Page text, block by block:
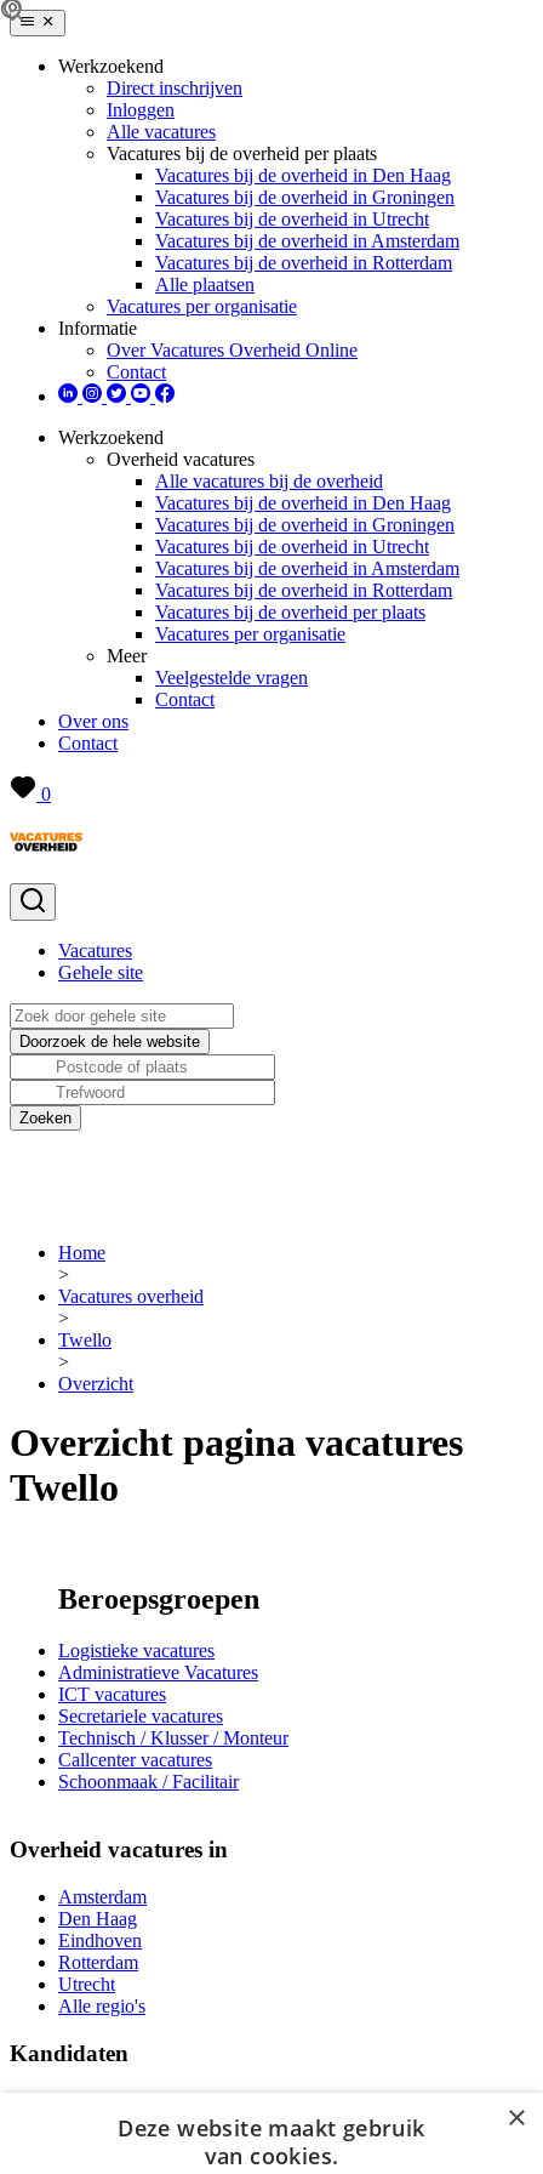
Werkzoekend
Direct inschrijven
Inloggen
Alle vacatures
Vacatures bij de overheid per plaats
Vacatures bij de overheid in Den Haag
Vacatures bij de overheid in Groningen
Vacatures bij de overheid in Utrecht
Vacatures bij de overheid in Amsterdam
Vacatures bij de overheid in Rotterdam
Alle plaatsen
Vacatures per organisatie
Informatie
Over Vacatures Overheid Online
Contact
Werkzoekend
Overheid vacatures
Alle vacatures bij de overheid
Vacatures bij de overheid in Den Haag
Vacatures bij de overheid in Groningen
Vacatures bij de overheid in Utrecht
Vacatures bij de overheid in Amsterdam
Vacatures bij de overheid in Rotterdam
Vacatures bij de overheid per plaats
Vacatures per organisatie
Meer
Veelgestelde vragen
Contact
Over ons
Contact
0
Vacatures
Gehele site
Home
>
Vacatures overheid
>
Twello
>
Overzicht
Overzicht pagina vacatures
Twello
Beroepsgroepen
Logistieke vacatures
Administratieve Vacatures
ICT vacatures
Secretariele vacatures
Technisch / Klusser / Monteur
Callcenter vacatures
Schoonmaak / Facilitair
Overheid vacatures in
Amsterdam
Den Haag
Eindhoven
Rotterdam
Utrecht
Alle regio's
Kandidaten
Vacatures
Over Vacatures Overheid Online
×
Deze website maakt gebruik
van cookies.